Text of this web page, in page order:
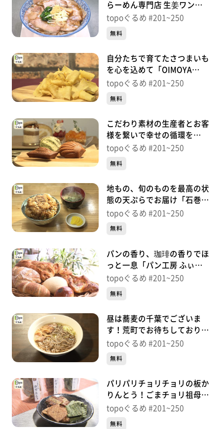
らーめん専門店 生姜ワンダ
ー仙台栗生店」（青葉区栗
topoぐるめ #201~250
無料
自分たちで育てたさつまいも
を心を込めて「OIMOYA
JACK」（東松島市赤井新川
topoぐるめ #201~250
無料
こだわり素材の生産者とお客
様を繋いで幸せの循環を
「lalasucre」（石巻市大街
topoぐるめ #201~250
無料
地もの、旬のものを最高の状
態の天ぷらでお届け「石巻天
ぷら 和」（石巻市鋳銭場）
topoぐるめ #201~250
無料
パンの香り、珈琲の香りでほ
っと一息「パン工房 ふぃー
る＠カフェ」（石巻市千石
topoぐるめ #201~250
無料
昼は蕎麦の千葉でございま
す！荒町でお待ちしておりま
す！「そば与一」（若林区荒
topoぐるめ #201~250
無料
パリパリチョリチョリの板か
りんとう！ごまチョリ祖母の
味「甜菓堂」（若林区連坊）
topoぐるめ #201~250
無料